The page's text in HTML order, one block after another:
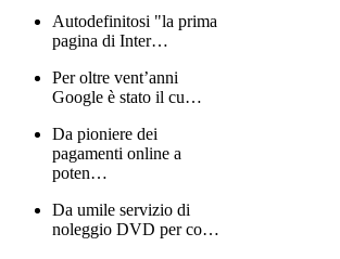
Autodefinitosi "la prima
pagina di Inter…
Per oltre vent’anni
Google è stato il cu…
Da pioniere dei
pagamenti online a
poten…
Da umile servizio di
noleggio DVD per co…